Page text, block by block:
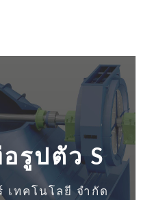
รูปตัว S
เทคโนโลยี จำกัด